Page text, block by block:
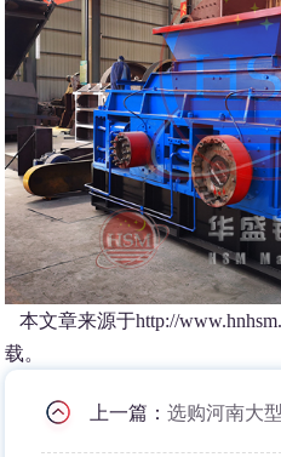
本文章来源于http://
载。
上一篇：选购河南大